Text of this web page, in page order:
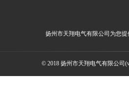
扬州市天翔电气有限公司为您提
© 2018 扬州市天翔电气有限公司